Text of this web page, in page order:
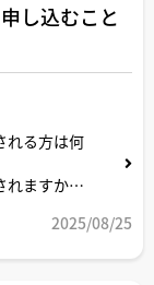
し込むこと
れる方は何
れますか。
2025/08/25